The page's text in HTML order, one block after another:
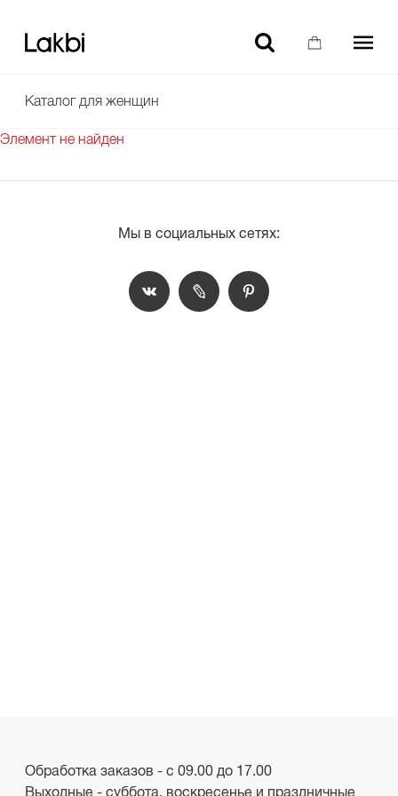
Каталог для женщин
Элемент не найден
Мы в социальных сетях:
Обработка заказов - с 09.00 до 17.00
Выходные - суббота, воскресенье и праздничные